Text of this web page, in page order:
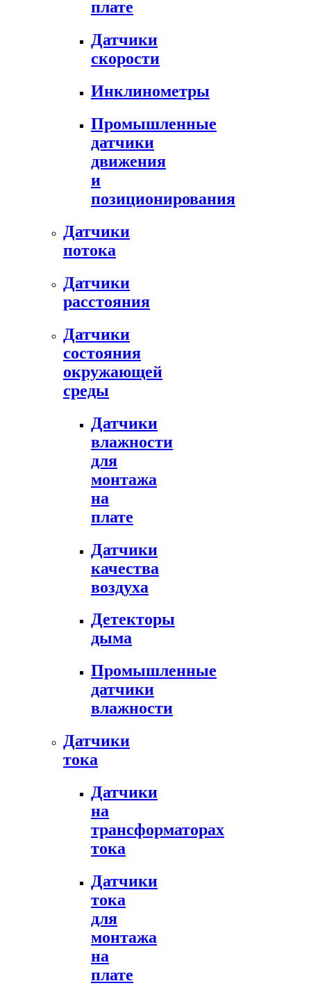
плате
Датчики
скорости
Инклинометры
Промышленные
датчики
движения
и
позиционирования
Датчики
потока
Датчики
расстояния
Датчики
состояния
окружающей
среды
Датчики
влажности
для
монтажа
на
плате
Датчики
качества
воздуха
Детекторы
дыма
Промышленные
датчики
влажности
Датчики
тока
Датчики
на
трансформаторах
тока
Датчики
тока
для
монтажа
на
плате